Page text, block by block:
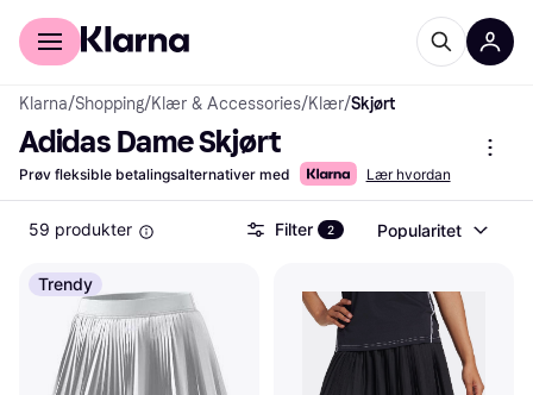
For kunder
Klarna/Shopping/Klær & Accessories/Klær/Skjørt
Adidas Dame Skjørt
Prøv fleksible betalingsalternativer med Lær hvordan
59 produkter Filter 2 Popularitet
Trendy